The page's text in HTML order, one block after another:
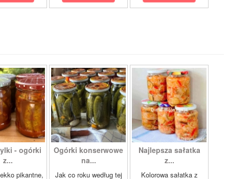
- ogórki
z...
pikantne,
Ogórki konserwowe
na...
Jak co roku według tej
Najlepsza sałatka
z...
Kolorowa sałatka z